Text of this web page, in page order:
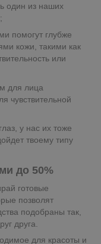
один из наших
помогут глубже
кожи, такими как
или
для лица
чувствительной
у нас их тоже
твоему типу
до 50%
готовые
позволят
подобраны так,
друга.
для красоты и